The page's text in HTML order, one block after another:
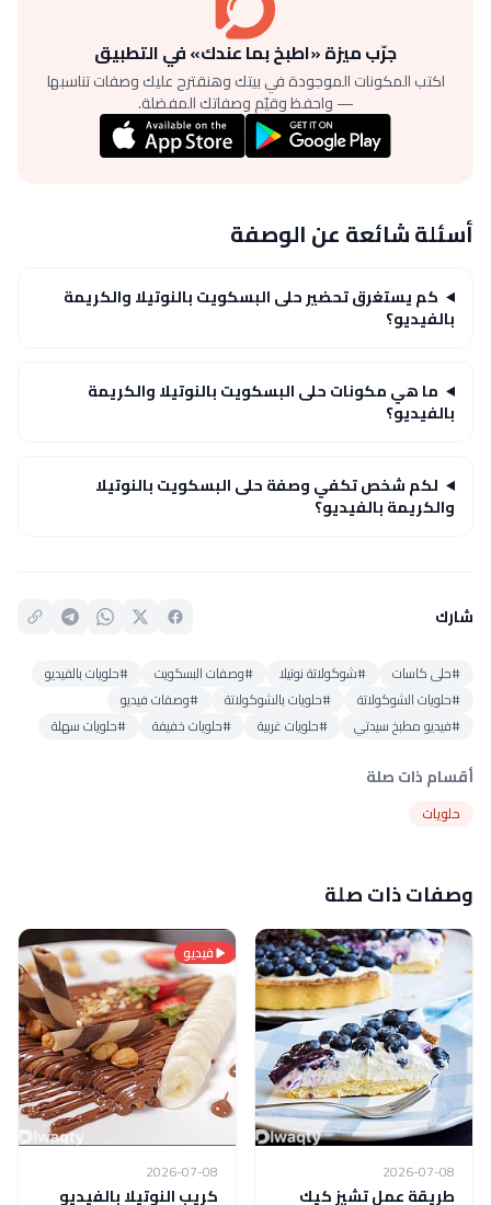
جرّب ميزة «اطبخ بما عندك» في التطبيق
اكتب المكونات الموجودة في بيتك وهنقترح عليك وصفات تناسبها
— واحفظ وقيّم وصفاتك المفضلة.
أسئلة شائعة عن الوصفة
كم يستغرق تحضير حلى البسكويت بالنوتيلا والكريمة
بالفيديو؟
ما هي مكونات حلى البسكويت بالنوتيلا والكريمة
بالفيديو؟
لكم شخص تكفي وصفة حلى البسكويت بالنوتيلا
والكريمة بالفيديو؟
شارك
#حلى كاسات #شوكولاتة نوتيلا #وصفات البسكويت
#حلويات بالفيديو
#حلويات الشوكولاتة
#حلويات بالشوكولاتة
#وصفات فيديو
#فيديو مطبخ سيدتي
#حلويات غربية #حلويات خفيفة #حلويات سهلة
أقسام ذات صلة
حلويات
وصفات ذات صلة
2026-07-08
طريقة عمل تشيز كيك
فيديو
2026-07-08
كريب النوتيلا بالفيديو